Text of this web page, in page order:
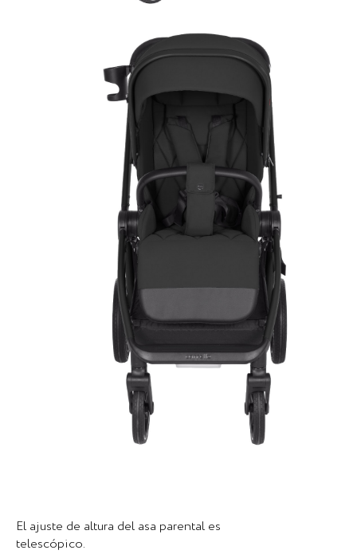
El ajuste de altura del asa parental es
telescópico.